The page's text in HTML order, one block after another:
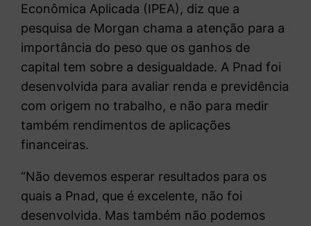
Econômica Aplicada (IPEA), diz que a
pesquisa de Morgan chama a atenção para a
importância do peso que os ganhos de
capital tem sobre a desigualdade. A Pnad foi
desenvolvida para avaliar renda e previdência
com origem no trabalho, e não para medir
também rendimentos de aplicações
financeiras.
“Não devemos esperar resultados para os
quais a Pnad, que é excelente, não foi
desenvolvida. Mas também não podemos